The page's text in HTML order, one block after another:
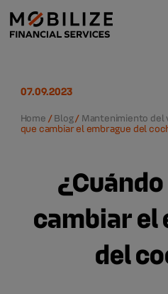
07.09.2023
Home /Blog/ Mantenimiento del
que cambiar el embrague del
cambiar el
del